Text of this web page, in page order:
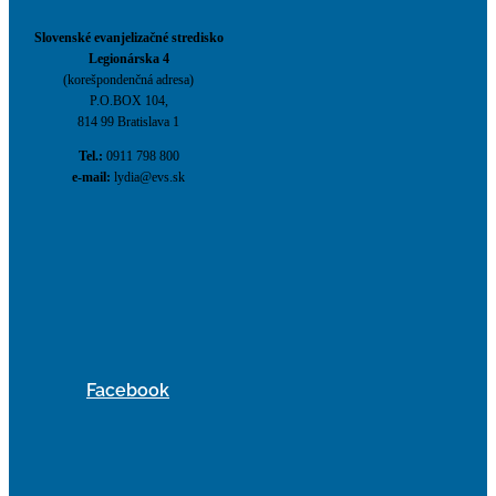
Slovenské evanjelizačné stredisko
Legionárska 4
(korešpondenčná adresa)
P.O.BOX 104,
814 99 Bratislava 1
Tel.: 0911 798 800
e-mail: lydia@evs.sk
Facebook